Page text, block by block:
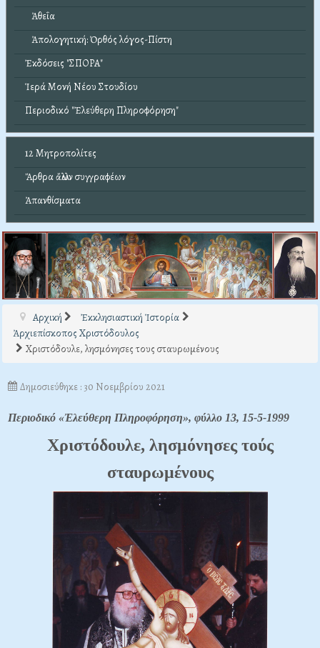
Ἀθεΐα
Ἀπολογητική: Ὀρθός λόγος-Πίστη
Ἐκδόσεις "ΣΠΟΡΑ"
Ἱερά Μονή Νέου Στουδίου
Περιοδικό "Ἐλεύθερη Πληροφόρηση"
12 Μητροπολίτες
Ἄρθρα ἄλλων συγγραφέων
Ἀπανθίσματα
Αρχική
Ἐκκλησιαστική Ἱστορία
Ἀρχιεπίσκοπος Χριστόδουλος
Χριστόδουλε, λησμόνησες τους σταυρωμένους
Δημοσιεύθηκε : 30 Νοεμβρίου 2021
Περιοδικό «Ἐλεύθερη Πληροφόρηση», φύλλο 13, 15-5-1999
Xριστόδουλε, λησμόνησες τούς
σταυρωμένους